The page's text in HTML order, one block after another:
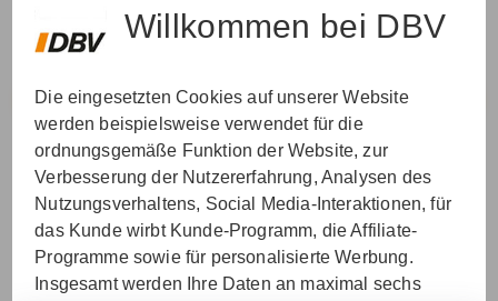
Willkommen bei DBV
Die eingesetzten Cookies auf unserer Website
werden beispielsweise verwendet für die
ordnungsgemäße Funktion der Website, zur
Verbesserung der Nutzererfahrung, Analysen des
Nutzungsverhaltens, Social Media-Interaktionen, für
das Kunde wirbt Kunde-Programm, die Affiliate-
Programme sowie für personalisierte Werbung.
Insgesamt werden Ihre Daten an maximal sechs
VER­STAN­DEN & WEI­TER